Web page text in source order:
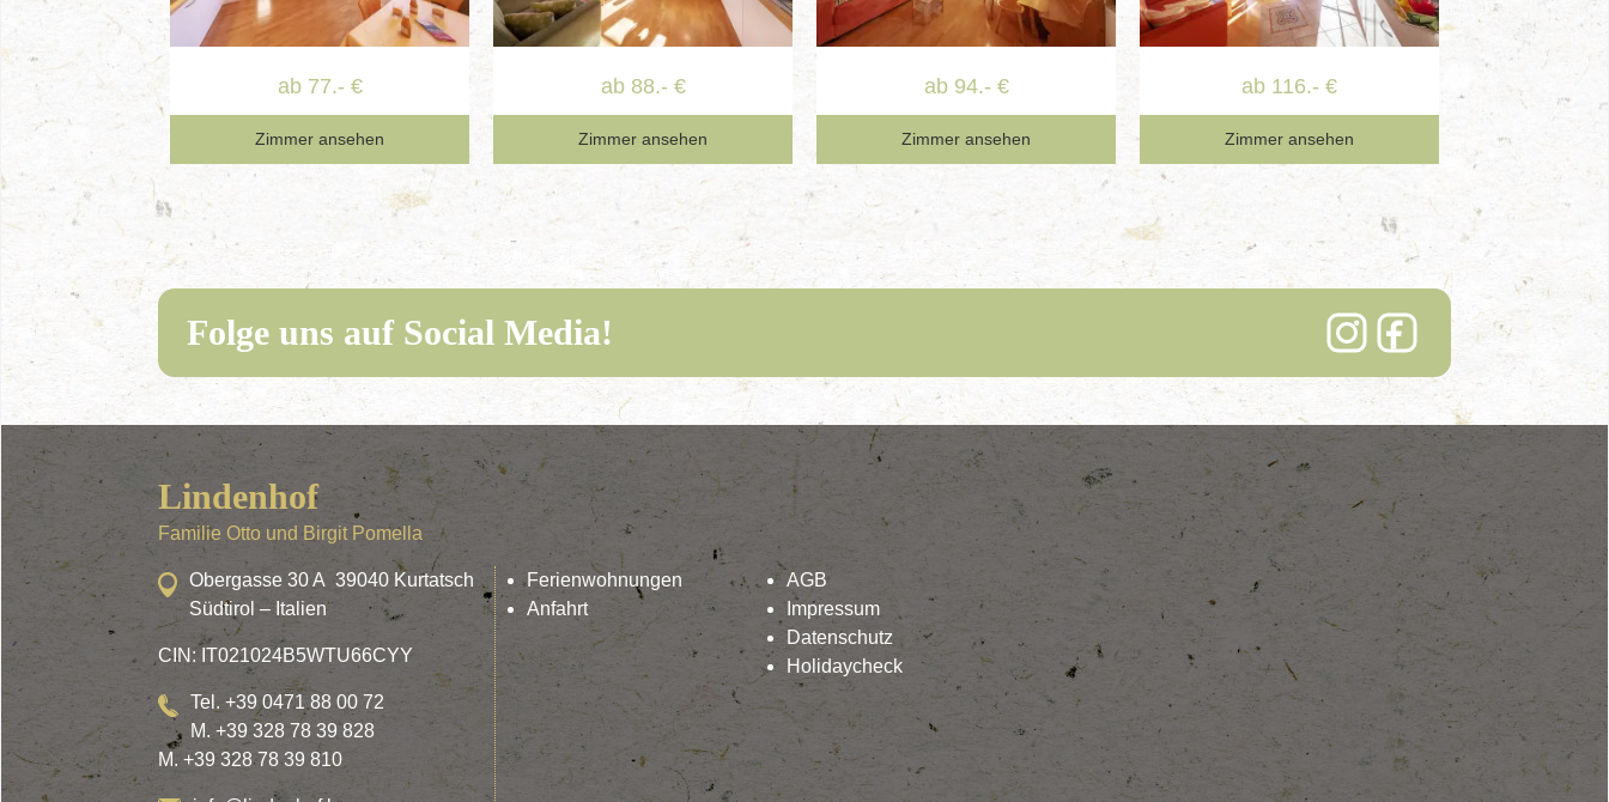
ab 77.- €
Zimmer ansehen
ab 88.- €
Zimmer ansehen
ab 94.- €
Zimmer ansehen
ab 116.- €
Zimmer ansehen
Folge uns auf Social Media!
Lindenhof
Familie Otto und Birgit Pomella
Obergasse 30 A 39040 Kurtatsch
Südtirol – Italien
CIN: IT021024B5WTU66CYY
Tel. +39 0471 88 00 72
M. +39 328 78 39 828
M. +39 328 78 39 810
Ferienwohnungen
Anfahrt
AGB
Impressum
Datenschutz
Holidaycheck
Lindenhof